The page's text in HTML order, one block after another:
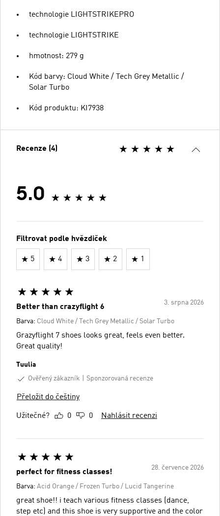
technologie LIGHTSTRIKEPRO
technologie LIGHTSTRIKE
hmotnost: 279 g
Kód barvy: Cloud White / Tech Grey Metallic /
Solar Turbo
Kód produktu: KI7938
Recenze (4)
5.0
Filtrovat podle hvězdiček
5 4 3 2 1
3. srpna 2026
Better than crazyflight 6
Barva: Cloud White / Tech Grey Metallic / Solar Turbo
Grazyflight 7 shoes looks great, feels even better.
Great quality!
Tuulia
Ověřený zákazník
Sponzorovaná recenze
Přeložit do češtiny
Užitečné? 0 0 Nahlásit recenzi
28. července 2026
perfect for fitness classes!
Barva: Acid Orange / Frozen Turbo / Lucid Tangerine
great shoe!! i teach various fitness classes (dance,
step etc) and this shoe is very supportive and the color